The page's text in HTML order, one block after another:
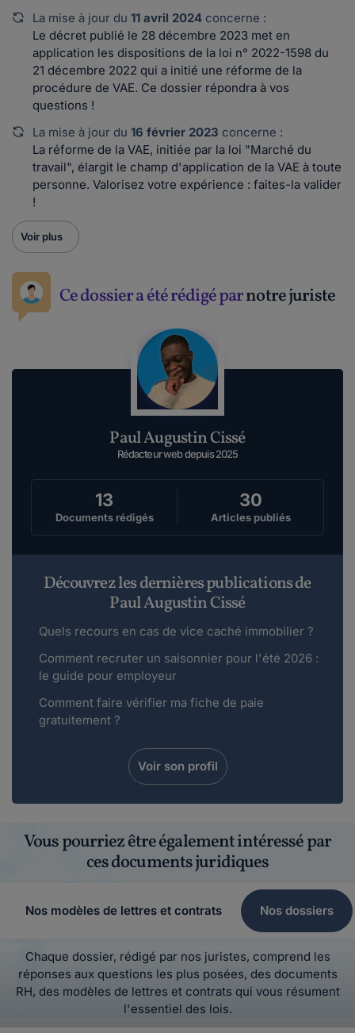
La mise à jour du 11 avril 2024 concerne :
Le décret publié le 28 décembre 2023 met en
application les dispositions de la loi n° 2022-1598 du
21 décembre 2022 qui a initié une réforme de la
procédure de VAE. Ce dossier répondra à vos
questions !
La mise à jour du 16 février 2023 concerne :
La réforme de la VAE, initiée par la loi "Marché du
travail", élargit le champ d'application de la VAE à toute
personne. Valorisez votre expérience : faites-la valider
!
Voir plus
Ce dossier a été rédigé parnotre juriste
Paul Augustin Cissé
Rédacteur web depuis 2025
13
Documents rédigés
30
Articles publiés
Découvrez les dernières publications de
Paul Augustin Cissé
Quels recours en cas de vice caché immobilier ?
Comment recruter un saisonnier pour l'été 2026 :
le guide pour employeur
Comment faire vérifier ma fiche de paie
gratuitement ?
Voir son profil
Vous pourriez être également intéressé par
ces documents juridiques
Nos modèles de lettres et contrats Nos dossiers
Chaque dossier, rédigé par nos juristes, comprend les
réponses aux questions les plus posées, des documents
RH, des modèles de lettres et contrats qui vous résument
l'essentiel des lois.